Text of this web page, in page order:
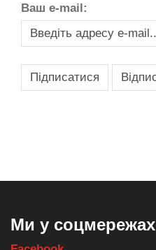
Ваш e-mail:
Ми у соцмережах